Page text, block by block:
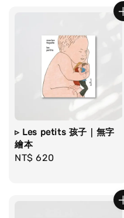
▹ Les petits 孩子｜無字
繪本
Regular
NT$ 620